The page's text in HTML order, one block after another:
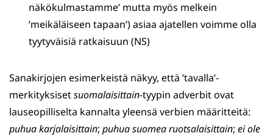
näkökulmastamme’ mutta myös melkein
’meikäläiseen tapaan’) asiaa ajatellen voimme olla
tyytyväisiä ratkaisuun (NS)
Sanakirjojen esimerkeistä näkyy, että ’tavalla’-
merkityksisetsuomalaisittain-tyypin adverbit ovat
lauseopilliselta kannalta yleensä verbien määritteitä:
puhua karjalaisittain; puhua suomea ruotsalaisittain; ei ole